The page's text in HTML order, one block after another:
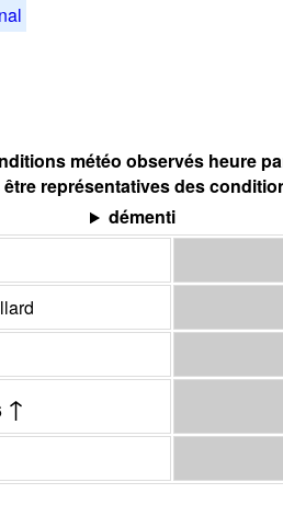
météo observés heure
représentatives des
démenti
↑